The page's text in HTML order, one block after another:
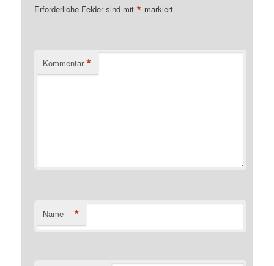
Erforderliche Felder sind mit* markiert
Kommentar *
Name *